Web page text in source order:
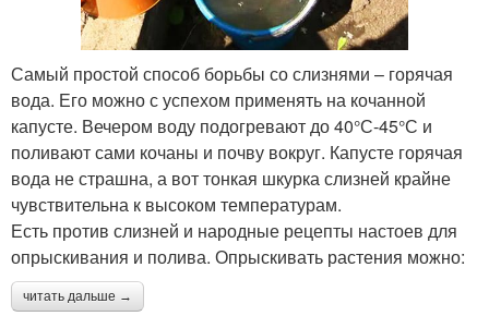
Самый простой способ борьбы со слизнями – горячая
вода. Его можно с успехом применять на кочанной
капусте. Вечером воду подогревают до 40°С-45°С и
поливают сами кочаны и почву вокруг. Капусте горячая
вода не страшна, а вот тонкая шкурка слизней крайне
чувствительна к высоком температурам.
Есть против слизней и народные рецепты настоев для
опрыскивания и полива. Опрыскивать растения можно:
читать дальше →